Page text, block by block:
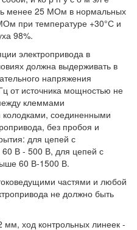
менее 25 МОм в нормальных
при температуре +30°С и
98%.
электропривода в
должна выдерживать в
напряжения
от источника мощностью не
клеммами
колодками, соединенными
без пробоя и
для цепей с
В - 500 В, для цепей с
60 В-1500 В.
частями и любой
не должно быть
ход контрольных линеек -